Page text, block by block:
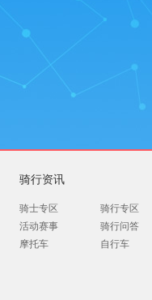
骑行资讯
骑士专区
骑行专区
活动赛事
骑行问答
摩托车
自行车